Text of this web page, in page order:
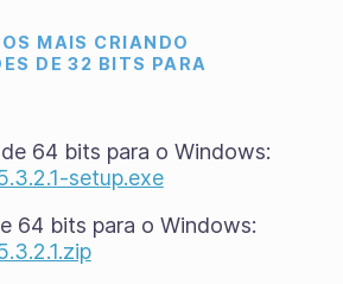
MAIS CRIANDO
DE 32 BITS PARA
64 bits para o Windows:
setup.exe
64 bits para o Windows: